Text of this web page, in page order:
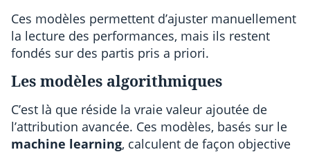
Ces modèles permettent d’ajuster manuellement
la lecture des performances, mais ils restent
fondés sur des partis pris a priori.
Les modèles algorithmiques
C’est là que réside la vraie valeur ajoutée de
l’attribution avancée. Ces modèles, basés sur le
machine learning, calculent de façon objective